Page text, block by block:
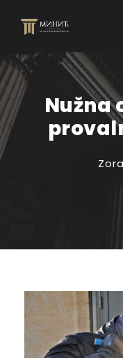
Nužna